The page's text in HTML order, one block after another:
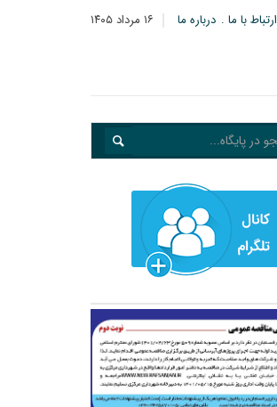
۱۶ مرداد ۱۴۰۵ ارتباط با ما درباره ما